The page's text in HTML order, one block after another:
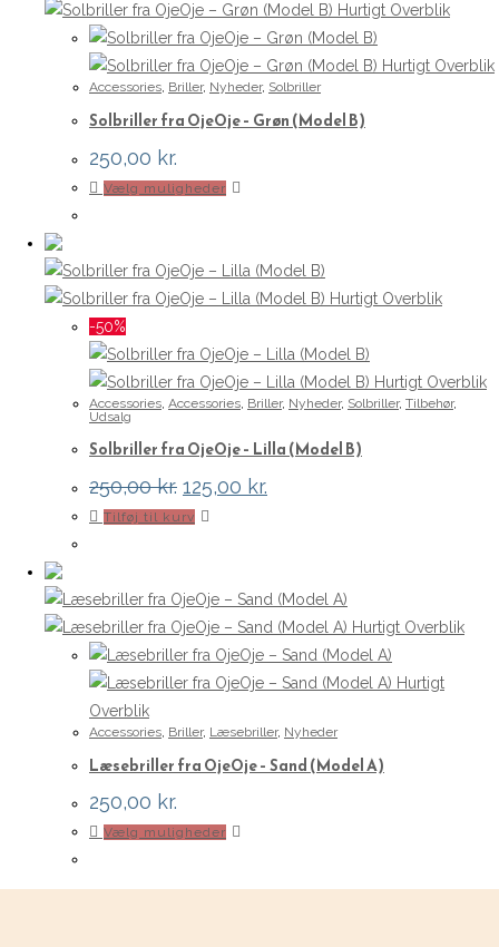
Hurtigt Overblik
Hurtigt Overblik
Accessories, Briller, Nyheder, Solbriller
Solbriller fra OjeOje – Grøn (Model B)
250,00 kr.
Vælg muligheder
flere
varianter.
kan
vælges
på
Hurtigt Overblik
-50%
Hurtigt Overblik
Accessories Accessories Briller, Nyheder, Solbriller, Tilbehør,
Udsalg
Solbriller fra OjeOje – Lilla (Model B)
250,00kr. Den
oprindelige
pris
125,00 kr.
aktuelle
Tilføj til kurv
Hurtigt Overblik
Hurtigt
Overblik
Accessories, Briller, Læsebriller, Nyheder
Læsebriller fra OjeOje – Sand (Model A)
250,00 kr.
Vælg muligheder
har